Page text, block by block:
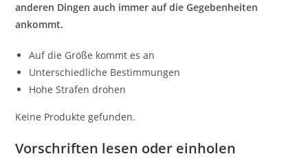
anderen Dingen auch immer auf die Gegebenheiten
ankommt.
Auf die Größe kommt es an
Unterschiedliche Bestimmungen
Hohe Strafen drohen
Keine Produkte gefunden.
Vorschriften lesen oder einholen